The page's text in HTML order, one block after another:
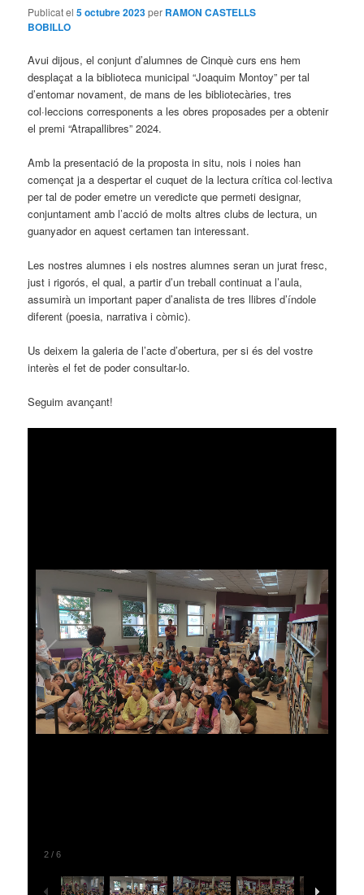
Publicat el5 octubre 2023per RAMON CASTELLS
BOBILLO
Avui dijous, el conjunt d’alumnes de Cinquè curs ens hem
desplaçat a la biblioteca municipal “Joaquim Montoy” per tal
d’entomar novament, de mans de les bibliotecàries, tres
col·leccions corresponents a les obres proposades per a obtenir
el premi “Atrapallibres” 2024.
Amb la presentació de la proposta in situ, nois i noies han
començat ja a despertar el cuquet de la lectura crítica col·lectiva
per tal de poder emetre un veredicte que permeti designar,
conjuntament amb l’acció de molts altres clubs de lectura, un
guanyador en aquest certamen tan interessant.
Les nostres alumnes i els nostres alumnes seran un jurat fresc,
just i rigorós, el qual, a partir d’un treball continuat a l’aula,
assumirà un important paper d’analista de tres llibres d’índole
diferent (poesia, narrativa i còmic).
Us deixem la galeria de l’acte d’obertura, per si és del vostre
interès el fet de poder consultar-lo.
Seguim avançant!
2 /6